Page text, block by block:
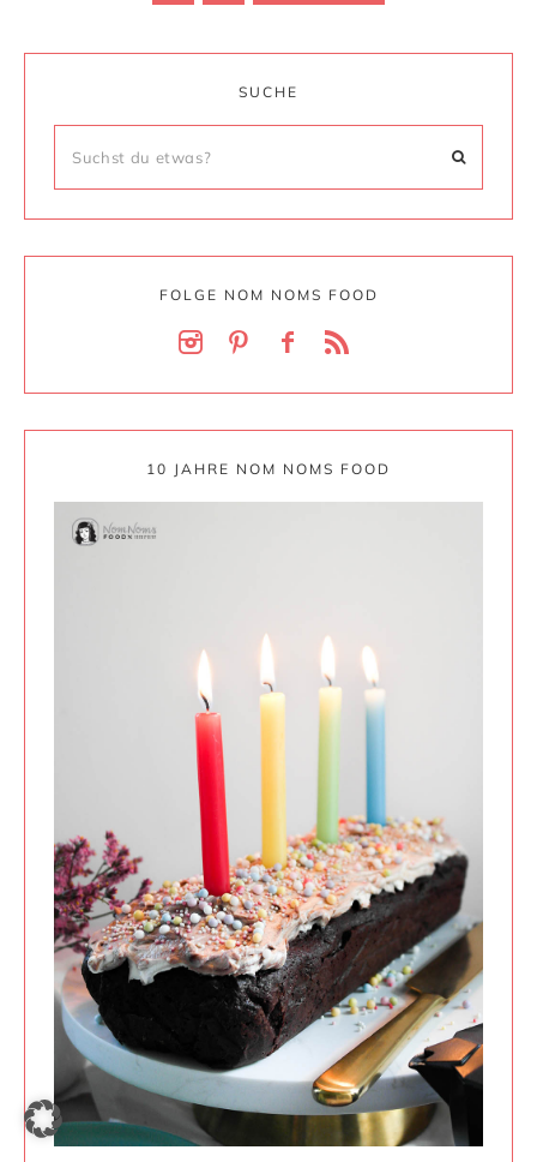
SUCHE
FOLGE NOM NOMS FOOD
10 JAHRE NOM NOMS FOOD